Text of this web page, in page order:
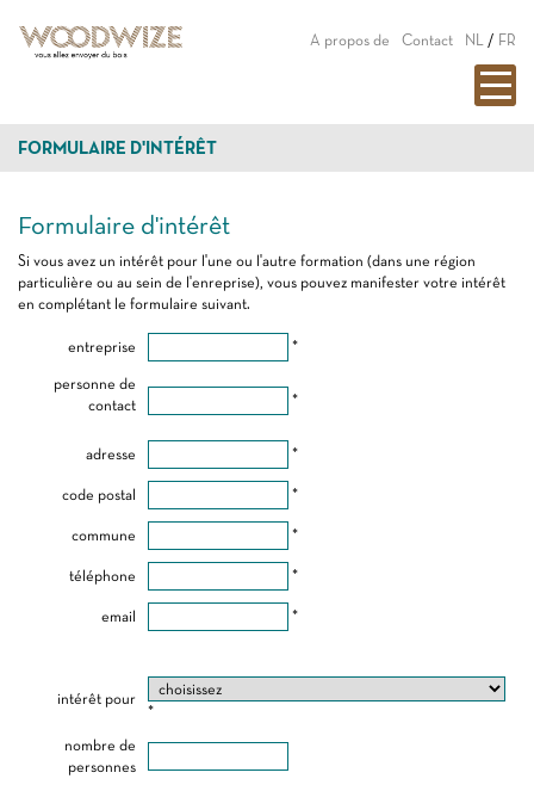
A propos de Contact NL / FR
FORMULAIRE D'INTÉRÊT
Formulaire d'intérêt
Si vous avez un intérêt pour l'une ou l'autre formation (dans une région
particulière ou au sein de l'enreprise), vous pouvez manifester votre intérêt
en complétant le formulaire suivant.
entreprise *
personne de
contact
*
adresse *
code postal *
commune *
téléphone *
email *
intérêt pour
*
nombre de
personnes